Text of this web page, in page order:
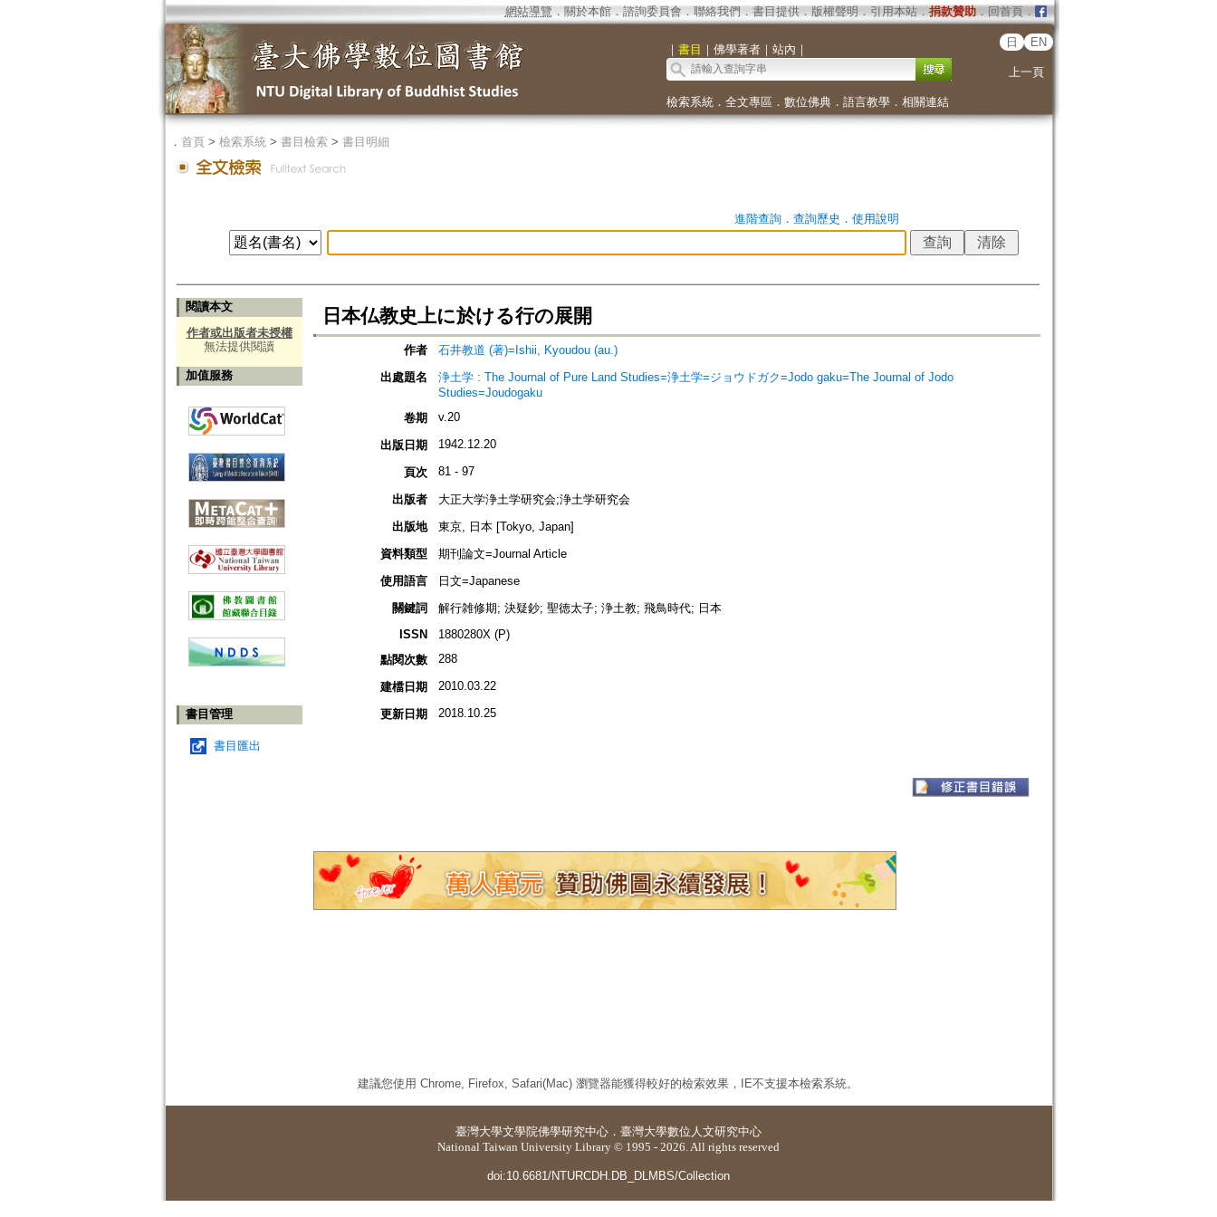
網站導覽 ． 關於本館． 諮詢委員會． 聯絡我們 ． 書目提供． 版權聲明 ． 引用本站． 捐款贊助．回首頁．
｜ 書目 ｜ 佛學著者｜ 站內 ｜
日 EN
上一頁
檢索系統． 全文專區 ． 數位佛典． 語言教學． 相關連結
． 首頁> 檢索系統> 書目檢索> 書目明細
進階查詢． 查詢歷史 ． 使用說明
閱讀本文
作者或出版者未授權
無法提供閱讀
加值服務
書目管理
書目匯出
日本仏教史上に於ける行の展開
作者
石井教道 (著)=Ishii, Kyoudou (au.)
出處題名
浄土学 : The Journal of Pure Land Studies=浄土学=ジョウドガク=Jodo gaku=The Journal of Jodo
Studies=Joudogaku
卷期
v.20
出版日期 1942.12.20
頁次 81 - 97
出版者
大正大学浄土学研究会;浄土学研究会
出版地
東京, 日本 [Tokyo, Japan]
資料類型
期刊論文=Journal Article
使用語言
日文=Japanese
關鍵詞
解行雑修期; 決疑鈔; 聖徳太子; 浄土教; 飛鳥時代; 日本
ISSN
1880280X (P)
點閱次數
288
建檔日期 2010.03.22
更新日期 2018.10.25
建議您使用 Chrome, Firefox, Safari(Mac) 瀏覽器能獲得較好的檢索效果，IE不支援本檢索系統。
臺灣大學文學院佛學研究中心 ． 臺灣大學數位人文研究中心
National Taiwan University Library © 1995 - 2026. All rights reserved
doi:10.6681/NTURCDH.DB_DLMBS/Collection